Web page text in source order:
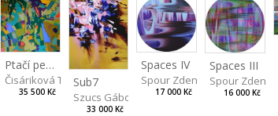
Ptačí perspektiva
Čisáriková Táňa
35 500 Kč
Sub7
Szucs Gábor
33 000 Kč
Spaces IV
Spour Zdeněk
17 000 Kč
Spaces III
Spour Zdeněk
16 000 Kč